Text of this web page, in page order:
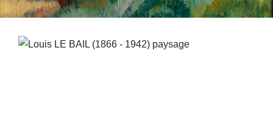
QUI SOMMES-NOUS